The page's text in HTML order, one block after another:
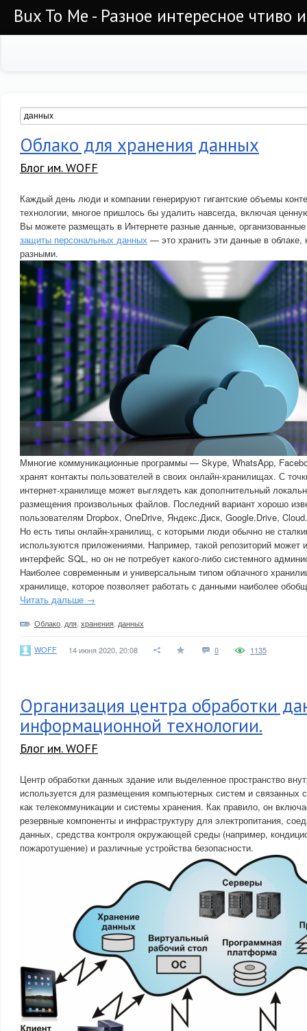
Bux To Me - Разное интересное чтиво
Облако для хранения данных
Блог им. WOFF
Каждый день люди и компании генерируют гигантские объемы
технологии, многое пришлось бы удалить навсегда, включая
Вы можете размещать в Интернете разные данные,
защиты персональных данных — это хранить эти данные в облаке,
разными.
Ммногие коммуникационные программы — Skype, WhatsApp,
хранят контакты пользователей в своих онлайн-хранилищах. С
интернет-хранилище может выглядеть как дополнительный
размещения произвольных файлов. Последний вариант хорошо
пользователям Dropbox, OneDrive, Яндекс.Диск, Google.Drive,
Но есть типы онлайн-хранилищ, с которыми люди обычно не
используются приложениями. Например, такой репозиторий может
интерфейс SQL, но он не потребует какого-либо системного
Наиболее современным и универсальным типом облачного
хранилище, которое позволяет работать с данными наиболее
Читать дальше →
Облако для хранения данных
WOFF 14 июня 2020, 20:08 0 1135
Организация центра обработки
информационной технологии.
Блог им. WOFF
Центр обработки данных здание или выделенное пространство
используется для размещения компьютерных систем и связанных
как телекоммуникации и системы хранения. Как правило, он
резервные компоненты и инфраструктуру для электропитания,
данных, средства контроля окружающей среды (например,
пожаротушение) и различные устройства безопасности.